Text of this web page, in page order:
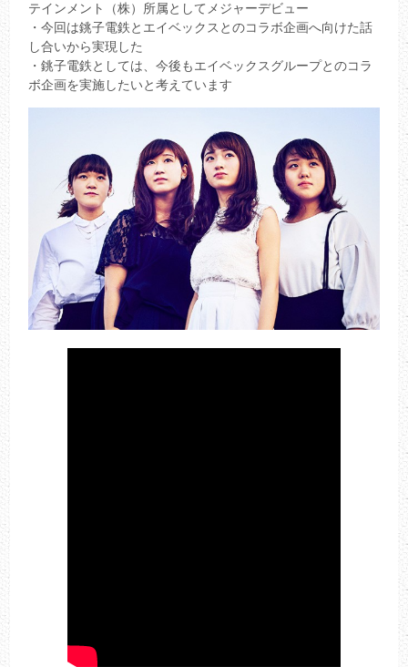
テインメント（株）所属としてメジャーデビュー
・今回は銚子電鉄とエイベックスとのコラボ企画へ向けた話
し合いから実現した
・銚子電鉄としては、今後もエイベックスグループとのコラ
ボ企画を実施したいと考えています